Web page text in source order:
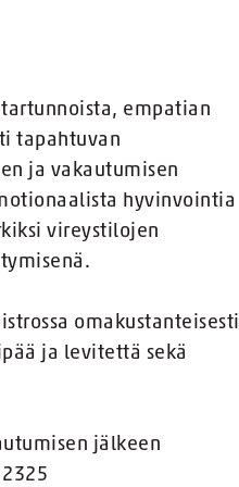
empatian
tapahtuvan
ja vakautumisen
hyvinvointia
vireystilojen
omakustanteisesti
ja levitettä sekä
jälkeen